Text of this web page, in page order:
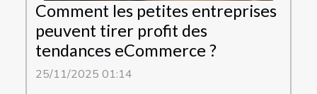
Comment les petites entreprises
peuvent tirer profit des
tendances eCommerce ?
25/11/2025 01:14